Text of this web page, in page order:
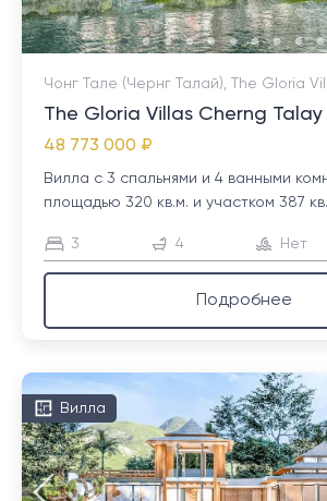
Чонг Тале (Чернг Талай), The Gloria
The Gloria Villas Cherng Talay
48 773 000 ₽
Вилла с 3 спальнями и 4 ванными
площадью 320 кв.м. и участком 387
3 4 Нет
Подробнее
Вилла